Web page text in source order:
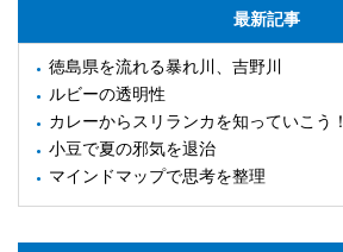
最新記事
徳島県を流れる暴れ川、吉野川
ルビーの透明性
カレーからスリランカを知っていこう！
小豆で夏の邪気を退治
マインドマップで思考を整理